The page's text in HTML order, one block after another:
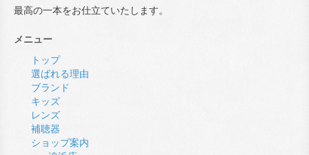
最高の一本をお仕立ていたします。
メニュー
トップ
選ばれる理由
ブランド
キッズ
レンズ
補聴器
ショップ案内